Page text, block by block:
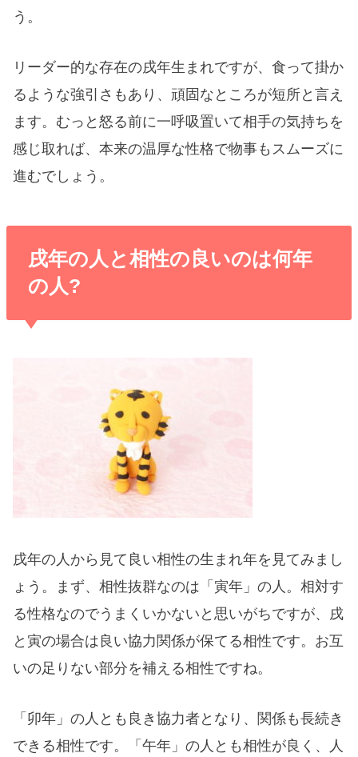
う。
リーダー的な存在の戌年生まれですが、食って掛か
るような強引さもあり、頑固なところが短所と言え
ます。むっと怒る前に一呼吸置いて相手の気持ちを
感じ取れば、本来の温厚な性格で物事もスムーズに
進むでしょう。
戌年の人と相性の良いのは何年
の人?
戌年の人から見て良い相性の生まれ年を見てみまし
ょう。まず、相性抜群なのは「寅年」の人。相対す
る性格なのでうまくいかないと思いがちですが、戌
と寅の場合は良い協力関係が保てる相性です。お互
いの足りない部分を補える相性ですね。
「卯年」の人とも良き協力者となり、関係も長続き
できる相性です。「午年」の人とも相性が良く、人